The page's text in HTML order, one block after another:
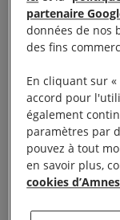
Manifestation
chargement en
Yanbu ©
Une
partenaire
données de nos
des fins
En cliquant sur «
accord pour
également
paramètres par
pouvez à tout
en savoir plus,
cookies